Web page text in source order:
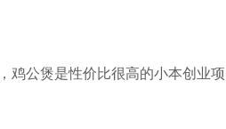
鸡公煲是性价比很高的小本创业项